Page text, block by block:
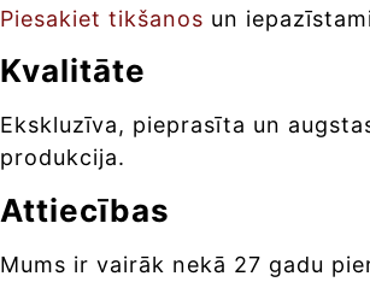
Piesakiet tikšanos un
Kvalitāte
Ekskluzīva, pieprasīta un
produkcija.
Attiecības
Mums ir vairāk nekā 27 gadu